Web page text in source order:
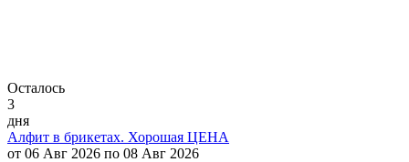
Осталось
3
дня
Алфит в брикетах. Хорошая ЦЕНА
от 06 Авг 2026 по 08 Авг 2026